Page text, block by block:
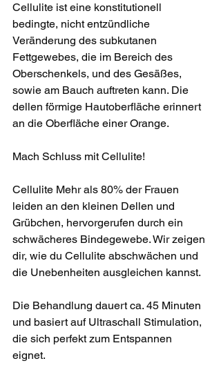
Cellulite ist eine konstitutionell
bedingte, nicht entzündliche
Veränderung des subkutanen
Fettgewebes, die im Bereich des
Oberschenkels, und des Gesäßes,
sowie am Bauch auftreten kann. Die
dellen förmige Hautoberfläche erinnert
an die Oberfläche einer Orange.
Mach Schluss mit Cellulite!
Cellulite Mehr als 80% der Frauen
leiden an den kleinen Dellen und
Grübchen, hervorgerufen durch ein
schwächeres Bindegewebe. Wir zeigen
dir, wie du Cellulite abschwächen und
die Unebenheiten ausgleichen kannst. ​
Die Behandlung dauert ca. 45 Minuten
und basiert auf Ultraschall Stimulation,
die sich perfekt zum Entspannen
eignet. ​